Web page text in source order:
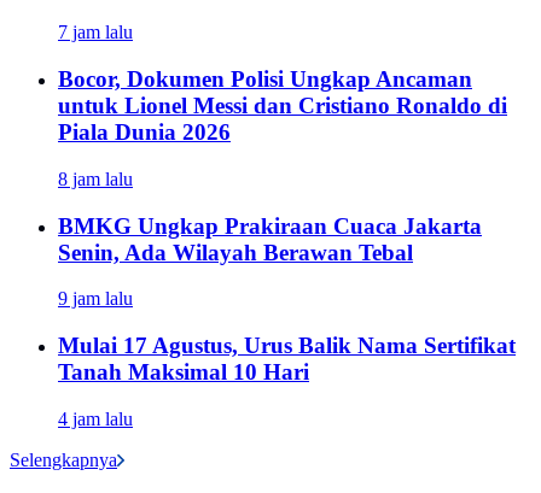
7 jam lalu
Bocor, Dokumen Polisi Ungkap Ancaman
untuk Lionel Messi dan Cristiano Ronaldo di
Piala Dunia 2026
8 jam lalu
BMKG Ungkap Prakiraan Cuaca Jakarta
Senin, Ada Wilayah Berawan Tebal
9 jam lalu
Mulai 17 Agustus, Urus Balik Nama Sertifikat
Tanah Maksimal 10 Hari
4 jam lalu
Selengkapnya